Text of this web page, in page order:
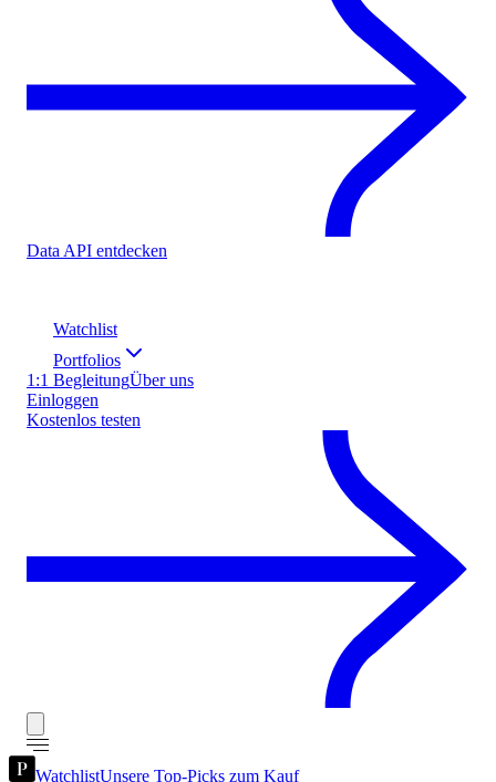
Data API entdecken
Watchlist
Portfolios
1:1 BegleitungÜber uns
Einloggen
Kostenlos testen
WatchlistUnsere Top-Picks zum Kauf